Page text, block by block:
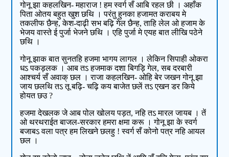
गोनू झा कहलखिन- महाराज ! हम स्वर्ग सँ आबि रहल छी । अहाँक
पिता ओतय बहुत खुश छथि । परंतु हुनका हजामत कराबय मे
तकलीफ छैन्ह, केश-दाढ़ी सभ बढ़ि गेल छैन्ह, ताहि लेल ओ हजाम के
भेजय वास्ते ई पुर्जा भेजने छथि । एहि पुर्जा मे एयह बात लीखि पठेने
छथि ।
गोनू झाक बात सुनतहि हजमा भागय लागल । लेकिन सिपाही ओकरा
धऽ पकड़लक । आब तऽ हजमाक दशा बिगड़ि गेल, सब दरबारी
आश्‍चर्य सँ अवाक्‌ छल । राजा कहलखिन- ओहि बेर जखन गोनू झा
जाय छलथि तऽ तू बढ़ि- चढ़ि कय बाजेत छलें तऽ एखन डर किये
होयत छ‍उ ?
हजमा देखलक जे आब पोल खोलय पड़त, नहि तऽ मारल जायब । तें
ओ थरथराईत बाजल-सरकार हमरा क्षमा करू । गोनू झा के स्वर्ग
बजाबऽ वला पत्र हम लिखने छलहु ! स्वर्ग सँ कोनो पत्र नहि आयल
छल ।